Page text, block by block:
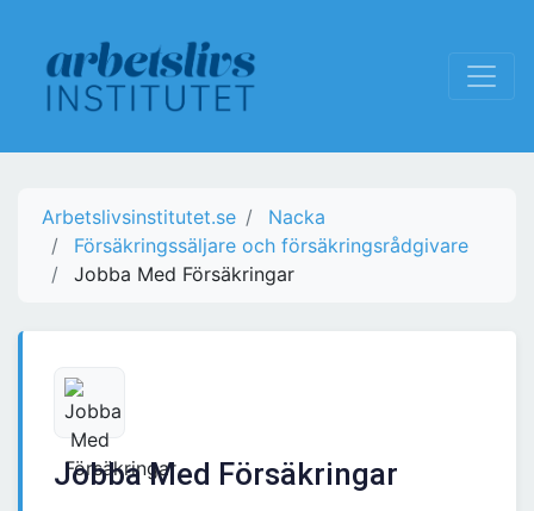
Arbetslivsinstitutet.se
Nacka
Försäkringssäljare och försäkringsrådgivare
Jobba Med Försäkringar
Jobba Med Försäkringar